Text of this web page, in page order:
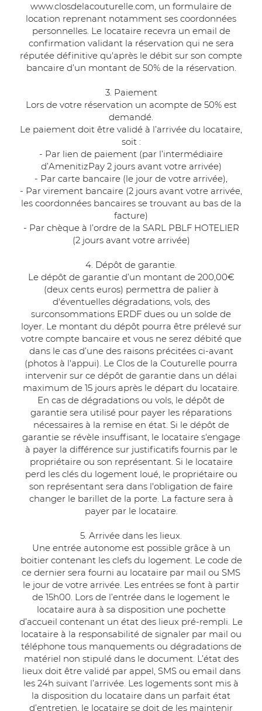
www.closdelacouturelle.com, un formulaire de
location reprenant notamment ses coordonnées
personnelles. Le locataire recevra un email de
confirmation validant la réservation qui ne sera
réputée définitive qu'après le débit sur son compte
bancaire d’un montant de 50% de la réservation.
3. Paiement
Lors de votre réservation un acompte de 50% est
demandé.
Le paiement doit être validé à l’arrivée du locataire,
soit :
- Par lien de paiement (par l’intermédiaire
d’AmenitizPay 2 jours avant votre arrivée)
- Par carte bancaire (le jour de votre arrivée),
- Par virement bancaire (2 jours avant votre arrivée,
les coordonnées bancaires se trouvant au bas de la
facture)
- Par chèque à l’ordre de la SARL PBLF HOTELIER
(2 jours avant votre arrivée)
4. Dépôt de garantie.
Le dépôt de garantie d’un montant de 200,00€
(deux cents euros) permettra de palier à
d'éventuelles dégradations, vols, des
surconsommations ERDF dues ou un solde de
loyer. Le montant du dépôt pourra être prélevé sur
votre compte bancaire et vous ne serez débité que
dans le cas d’une des raisons précitées ci-avant
(photos à l'appui). Le Clos de la Couturelle pourra
intervenir sur ce dépôt de garantie dans un délai
maximum de 15 jours après le départ du locataire.
En cas de dégradations ou vols, le dépôt de
garantie sera utilisé pour payer les réparations
nécessaires à la remise en état. Si le dépôt de
garantie se révèle insuffisant, le locataire s'engage
à payer la différence sur justificatifs fournis par le
propriétaire ou son représentant. Si le locataire
perd les clés du logement loué, le propriétaire ou
son représentant sera dans l'obligation de faire
changer le barillet de la porte. La facture sera à
payer par le locataire.
5. Arrivée dans les lieux.
Une entrée autonome est possible grâce à un
boitier contenant les clefs du logement. Le code de
ce dernier sera fourni au locataire par mail ou SMS
le jour de votre arrivée. Les entrées se font à partir
de 15h00. Lors de l’entrée dans le logement le
locataire aura à sa disposition une pochette
d’accueil contenant un état des lieux pré-rempli. Le
locataire à la responsabilité de signaler par mail ou
téléphone tous manquements ou dégradations de
matériel non stipulé dans le document. L’état des
lieux doit être validé par appel, SMS ou email dans
les 24h suivant l’arrivée. Les logements sont mis à
la disposition du locataire dans un parfait état
d’entretien, le locataire se doit de les maintenir